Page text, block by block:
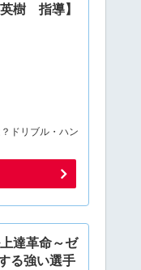
樹 指導】
ドリブル・ハン
達革命～ゼ
る強い選手